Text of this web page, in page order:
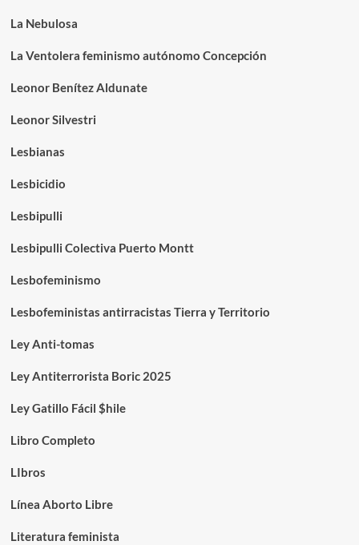
La Nebulosa
La Ventolera feminismo autónomo Concepción
Leonor Benítez Aldunate
Leonor Silvestri
Lesbianas
Lesbicidio
Lesbipulli
Lesbipulli Colectiva Puerto Montt
Lesbofeminismo
Lesbofeministas antirracistas Tierra y Territorio
Ley Anti-tomas
Ley Antiterrorista Boric 2025
Ley Gatillo Fácil $hile
Libro Completo
LIbros
Línea Aborto Libre
Literatura feminista